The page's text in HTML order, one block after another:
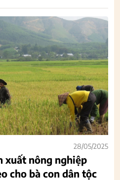
28/05/2025
xuất nông nghiệp
cho bà con dân tộc